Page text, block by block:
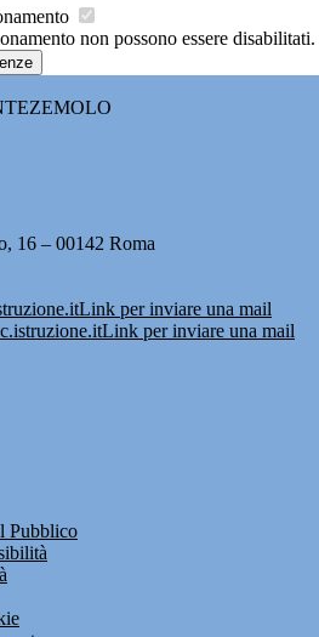
non possono essere
16 – 00142 Roma
Link per inviare una mail
Link per inviare una mail
Pubblico